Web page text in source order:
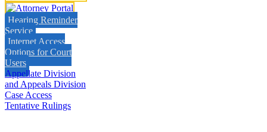
Hearing Reminder
Service
Internet Access
Options for Court
Users
Appellate Division
and Appeals Division
Case Access
Tentative Rulings